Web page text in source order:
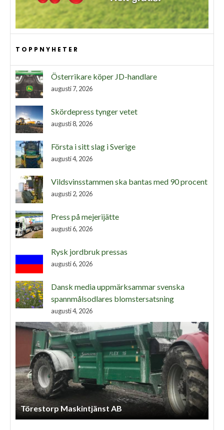
TOPPNYHETER
Österrikare köper JD-handlare
augusti 7, 2026
Skördepress tynger vetet
augusti 8, 2026
Första i sitt slag i Sverige
augusti 4, 2026
Vildsvinsstammen ska bantas med 90 procent
augusti 2, 2026
Press på mejerijätte
augusti 6, 2026
Rysk jordbruk pressas
augusti 6, 2026
Dansk media uppmärksammar svenska
spannmålsodlares blomstersatsning
augusti 4, 2026
Åshall Torp